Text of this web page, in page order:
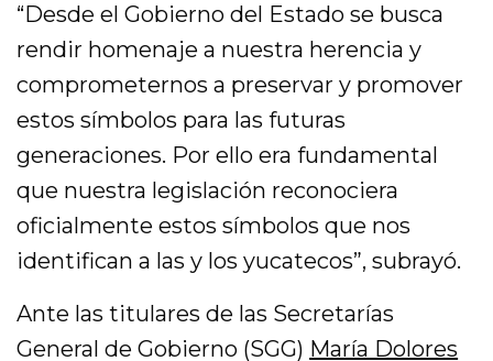
“Desde el Gobierno del Estado se busca
rendir homenaje a nuestra herencia y
comprometernos a preservar y promover
estos símbolos para las futuras
generaciones. Por ello era fundamental
que nuestra legislación reconociera
oficialmente estos símbolos que nos
identifican a las y los yucatecos”, subrayó.
Ante las titulares de las Secretarías
General de Gobierno (SGG) María Dolores